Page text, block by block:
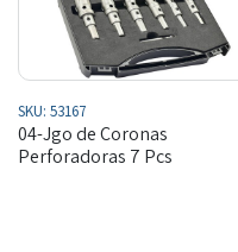
SKU: 53167
04-Jgo de Coronas
Perforadoras 7 Pcs